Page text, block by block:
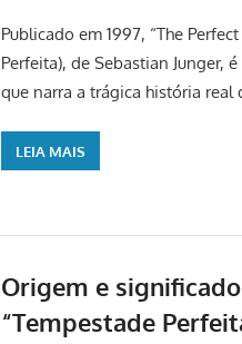
Publicado em 1997, “The
Perfeita), de Sebastian Junger,
que narra a trágica história real
LEIA MAIS
Origem e
“Tempestade